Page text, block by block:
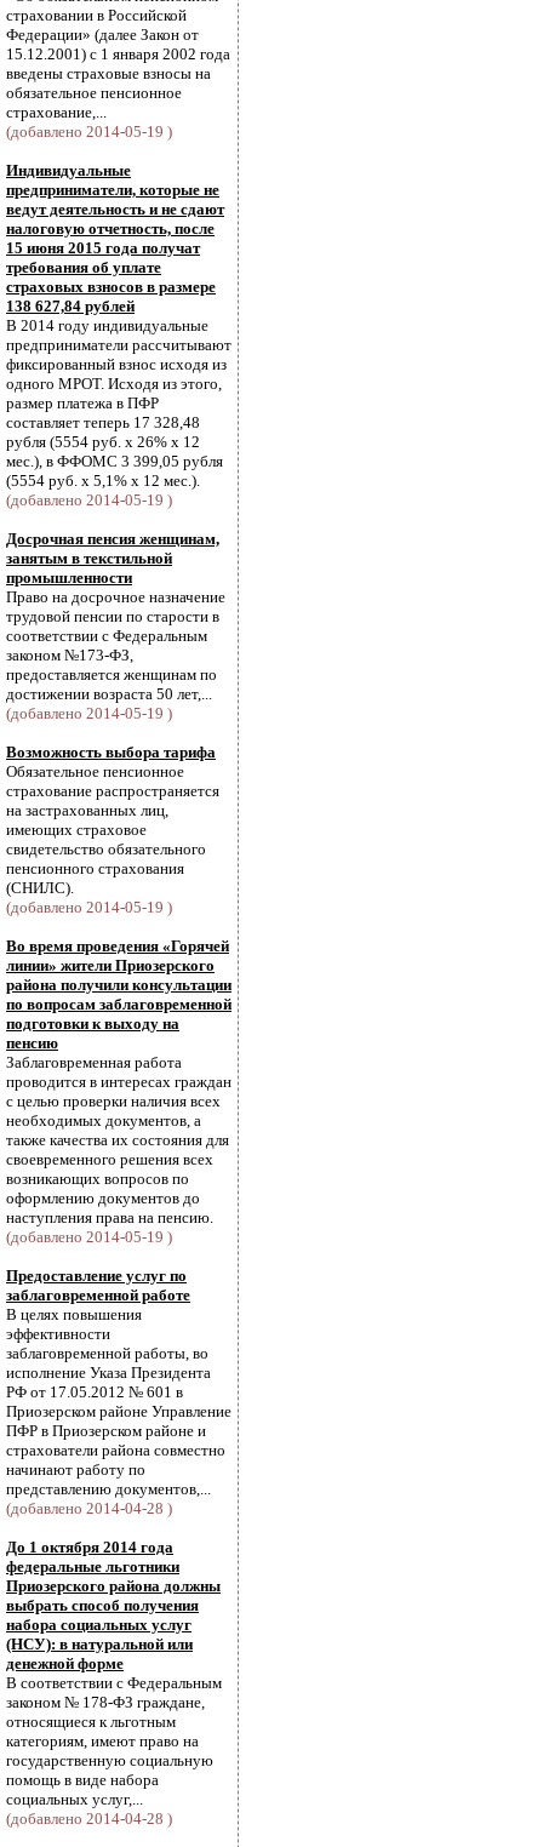
страховании в Российской
Федерации» (далее Закон от
15.12.2001) с 1 января 2002 года
введены страховые взносы на
обязательное пенсионное
страхование,...
(добавлено 2014-05-19 )
Индивидуальные
предприниматели, которые не
ведут деятельность и не сдают
налоговую отчетность, после
15 июня 2015 года получат
требования об уплате
страховых взносов в размере
138 627,84 рублей
В 2014 году индивидуальные
предприниматели рассчитывают
фиксированный взнос исходя из
одного МРОТ. Исходя из этого,
размер платежа в ПФР
составляет теперь 17 328,48
рубля (5554 руб. х 26% х 12
мес.), в ФФОМС 3 399,05 рубля
(5554 руб. х 5,1% х 12 мес.).
(добавлено 2014-05-19 )
Досрочная пенсия женщинам,
занятым в текстильной
промышленности
Право на досрочное назначение
трудовой пенсии по старости в
соответствии с Федеральным
законом №173-ФЗ,
предоставляется женщинам по
достижении возраста 50 лет,...
(добавлено 2014-05-19 )
Возможность выбора тарифа
Обязательное пенсионное
страхование распространяется
на застрахованных лиц,
имеющих страховое
свидетельство обязательного
пенсионного страхования
(СНИЛС).
(добавлено 2014-05-19 )
Во время проведения «Горячей
линии» жители Приозерского
района получили консультации
по вопросам заблаговременной
подготовки к выходу на
пенсию
Заблаговременная работа
проводится в интересах граждан
с целью проверки наличия всех
необходимых документов, а
также качества их состояния для
своевременного решения всех
возникающих вопросов по
оформлению документов до
наступления права на пенсию.
(добавлено 2014-05-19 )
Предоставление услуг по
заблаговременной работе
В целях повышения
эффективности
заблаговременной работы, во
исполнение Указа Президента
РФ от 17.05.2012 № 601 в
Приозерском районе Управление
ПФР в Приозерском районе и
страхователи района совместно
начинают работу по
представлению документов,...
(добавлено 2014-04-28 )
До 1 октября 2014 года
федеральные льготники
Приозерского района должны
выбрать способ получения
набора социальных услуг
(НСУ): в натуральной или
денежной форме
В соответствии с Федеральным
законом № 178-ФЗ граждане,
относящиеся к льготным
категориям, имеют право на
государственную социальную
помощь в виде набора
социальных услуг,...
(добавлено 2014-04-28 )